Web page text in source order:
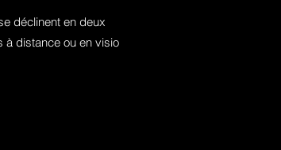
déclinent en deux
à distance ou en visio